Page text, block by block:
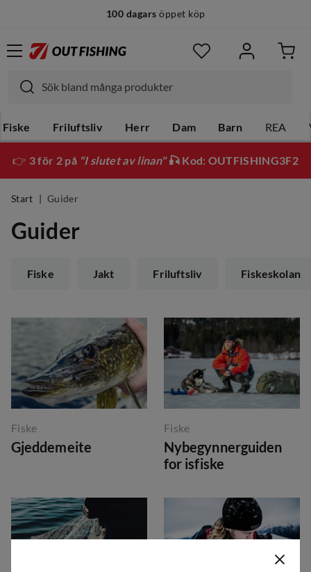
100 dagars öppet köp
Fiske Friluftsliv Herr Dam Barn REA
👉 3 för 2 på "I slutet av linan"🎣 Kod: OUTFISHING3F2
Start Guider
Guider
Fiske Jakt Friluftsliv Fiskeskolan
Fiske
Gjeddemeite
Fiske
Nybegynnerguiden
for isfiske